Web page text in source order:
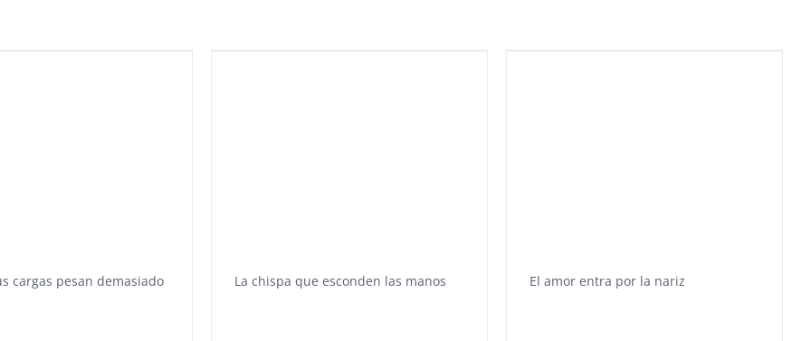
cargas pesan demasiado La chispa que esconden las manos El amor entra por la nariz